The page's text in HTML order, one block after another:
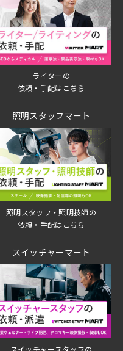
ライターの
依頼・手配はこちら
照明スタッフマート
照明スタッフ・照明技師の
依頼・手配はこちら
スイッチャーマート
スイッチャースタッフの